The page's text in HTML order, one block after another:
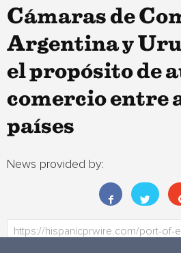
Cámaras de
Argentina y
el propósito de
comercio entre
países
News provided by: